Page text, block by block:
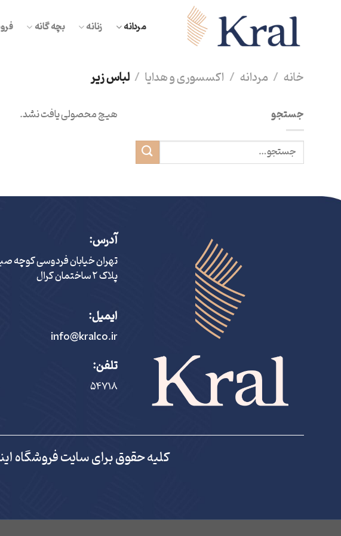
مردانه زنانه بچه گانه
خانه / مردانه / اکسسوری و هدایا / لباس زیر
جستجو هیچ محصولی یافت نشد.
آدرس:
تهران خیابان فردوسی کوچه
پلاک ٢ ساختمان کرال
ایمیل:
info@kralco.ir
تلفن:
۵۴٧١٨
کلیه حقوق برای سایت فروشگاه